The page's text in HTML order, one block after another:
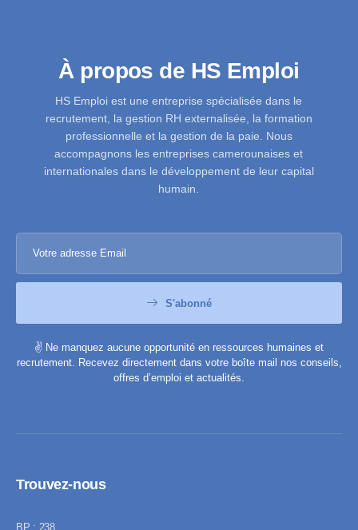
À propos de HS Emploi
HS Emploi est une entreprise spécialisée dans le
recrutement, la gestion RH externalisée, la formation
professionnelle et la gestion de la paie. Nous
accompagnons les entreprises camerounaises et
internationales dans le développement de leur capital
humain.
S'abonné
✌️ Ne manquez aucune opportunité en ressources humaines et
recrutement. Recevez directement dans votre boîte mail nos conseils,
offres d’emploi et actualités.
Trouvez-nous
BP : 238